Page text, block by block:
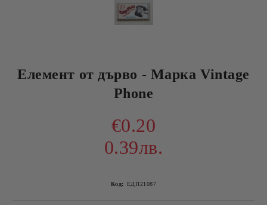
Елемент от дърво - Марка Vintage
Phone
€0.20
0.39лв.
Код: ЕДП21087